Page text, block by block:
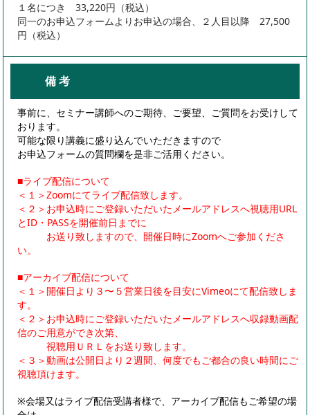
１名につき 33,220円（税込）
同一のお申込フォームよりお申込の場合、２人目以降 27,500
円（税込）
備 考
事前に、セミナー講師へのご期待、ご要望、ご質問をお受けして
おります。
可能な限り講義に盛り込んでいただきますので
お申込フォームの質問欄を是非ご活用ください。
■ライブ配信について
＜１＞Zoomにてライブ配信致します。
＜２＞お申込時にご登録いただいたメールアドレスへ視聴用URL
とID・PASSを開催前日までに
お送り致しますので、開催日時にZoomへご参加くださ
い。
■アーカイブ配信について
＜１＞開催日より３〜５営業日後を目安にVimeoにて配信致しま
す。
＜２＞お申込時にご登録いただいたメールアドレスへ収録動画配
信のご用意ができ次第、
視聴用ＵＲＬをお送り致します。
＜３＞動画は公開日より２週間、何度でもご都合の良い時間にご
視聴頂けます。
※会場又はライブ配信受講者様で、アーカイブ配信もご希望の場